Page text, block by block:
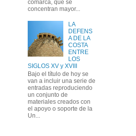
comarca, que se
concentran mayor...
LA
DEFENS
A DE LA
COSTA
ENTRE
LOS
SIGLOS XV y XVIII
Bajo el título de hoy se
van a incluir una serie de
entradas reproduciendo
un conjunto de
materiales creados con
el apoyo o soporte de la
Un...